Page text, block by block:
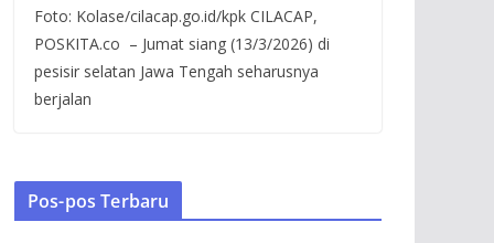
Foto: Kolase/cilacap.go.id/kpk CILACAP,
POSKITA.co – Jumat siang (13/3/2026) di
pesisir selatan Jawa Tengah seharusnya
berjalan
Pos-pos Terbaru